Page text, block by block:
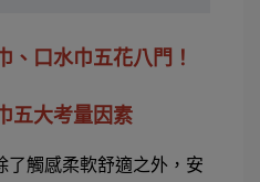
、口水巾五花八門！
五大考量因素
了觸感柔軟舒適之外，安